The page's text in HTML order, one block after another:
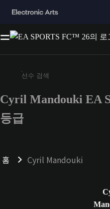
최소 3자 이상의 문
Cyril Mandouki EA
등급
홈 Cyril Mandouki